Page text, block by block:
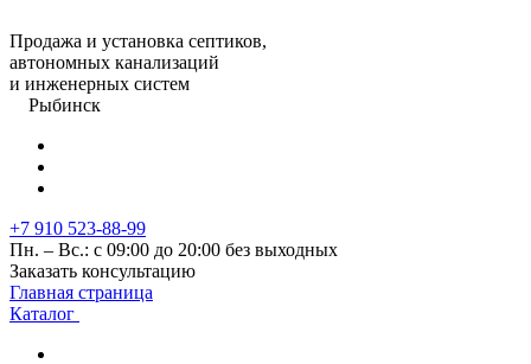
Продажа и установка септиков,
автономных канализаций
и инженерных систем
Рыбинск
+7 910 523-88-99
Пн. – Вс.: с 09:00 до 20:00 без выходных
Заказать консультацию
Главная страница
Каталог